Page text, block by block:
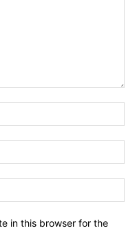
in this browser for the